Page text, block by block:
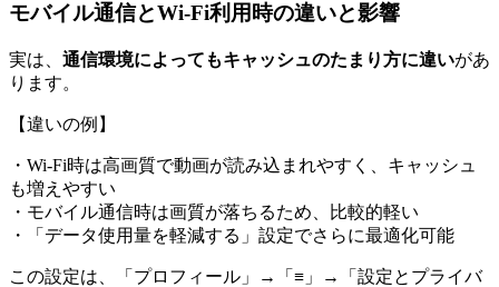
モバイル通信とWi-Fi利用時の違いと影響
実は、 通信環境によってもキャッシュのたまり方に違いがあ
ります。
【違いの例】
・Wi-Fi時は高画質で動画が読み込まれやすく、キャッシュ
も増えやすい
・モバイル通信時は画質が落ちるため、比較的軽い
・「データ使用量を軽減する」設定でさらに最適化可能
この設定は、「プロフィール」→「≡」→「設定とプライバ